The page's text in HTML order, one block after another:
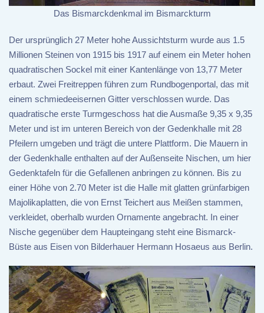
Das Bismarckdenkmal im Bismarckturm
Der ursprünglich 27 Meter hohe Aussichtsturm wurde aus 1.5
Millionen Steinen von 1915 bis 1917 auf einem ein Meter hohen
quadratischen Sockel mit einer Kantenlänge von 13,77 Meter
erbaut. Zwei Freitreppen führen zum Rundbogenportal, das mit
einem schmiedeeisernen Gitter verschlossen wurde. Das
quadratische erste Turmgeschoss hat die Ausmaße 9,35 x 9,35
Meter und ist im unteren Bereich von der Gedenkhalle mit 28
Pfeilern umgeben und trägt die untere Plattform. Die Mauern in
der Gedenkhalle enthalten auf der Außenseite Nischen, um hier
Gedenktafeln für die Gefallenen anbringen zu können. Bis zu
einer Höhe von 2.70 Meter ist die Halle mit glatten grünfarbigen
Majolikaplatten, die von Ernst Teichert aus Meißen stammen,
verkleidet, oberhalb wurden Ornamente angebracht. In einer
Nische gegenüber dem Haupteingang steht eine Bismarck-
Büste aus Eisen von Bilderhauer Hermann Hosaeus aus Berlin.